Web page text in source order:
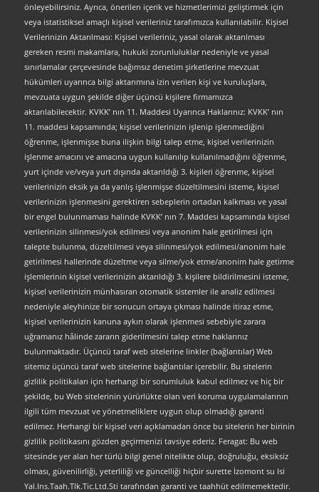
önleyebilirsiniz. Ayrıca, önerilen içerik ve hizmetlerimizi geliştirmek için
veya istatistiksel amaçlı kişisel verileriniz tarafımızca kullanılabilir. Kişisel
Verilerinizin Aktarılması: Kişisel verileriniz, yasal olarak aktarılması
gereken resmi makamlara, hukuki zorunluluklar nedeniyle ve yasal
sınırlamalar çerçevesinde bağımsız denetim şirketlerine mevzuat
hükümleri uyarınca bilgi aktarımına izin verilen kişi ve kuruluşlara,
mevzuata uygun şekilde diğer üçüncü kişilere firmamızca
aktarılabilecektir. KVKK’ nın 11. Maddesi Uyarınca Haklarınız: KVKK’ nın
11. maddesi kapsamında; kişisel verilerinizin işlenip işlenmediğini
öğrenme, işlenmişse buna ilişkin bilgi talep etme, kişisel verilerinizin
işlenme amacını ve amacına uygun kullanılıp kullanılmadığını öğrenme,
yurt içinde ve/veya yurt dışında aktarıldığı 3. kişileri öğrenme, kişisel
verilerinizin eksik ya da yanlış işlenmişse düzeltilmesini isteme, kişisel
verilerinizin işlenmesini gerektiren sebeplerin ortadan kalkması ve yasal
bir engel bulunmaması halinde KVKK’ nın 7. Maddesi kapsamında kişisel
verilerinizin silinmesi/yok edilmesi veya anonim hale getirilmesi için
talepte bulunma, düzeltilmesi veya silinmesi/yok edilmesi/anonim hale
getirilmesi hallerinde düzeltme veya silme/yok etme/anonim hale getirme
işlemlerinin kişisel verilerinizin aktarıldığı 3. kişilere bildirilmesini isteme,
kişisel verilerinizin münhasıran otomatik sistemler ile analiz edilmesi
nedeniyle aleyhinize bir sonucun ortaya çıkması halinde itiraz etme,
kişisel verilerinizin kanuna aykırı olarak işlenmesi sebebiyle zarara
uğramanız hâlinde zararın giderilmesini talep etme haklarınız
bulunmaktadır. Üçüncü taraf web sitelerine linkler (bağlantılar) Web
sitemiz üçüncü taraf web sitelerine bağlantılar içerebilir. Bu sitelerin
gizlilik politikaları için herhangi bir sorumluluk kabul edilmez ve hiç bir
şekilde, bu Web sitelerinin yürürlükte olan veri koruma uygulamalarının
ilgili tüm mevzuat ve yönetmeliklere uygun olup olmadığı garanti
edilmez. Herhangi bir kişisel veri açıklamadan önce bu sitelerin her birinin
gizlilik politikasını gözden geçirmenizi tavsiye ederiz. Feragat: Bu web
sitesinde yer alan her türlü bilgi genel nitelikte olup, doğruluğu, eksiksiz
olması, güvenilirliği, yeterliliği ve güncelliği hiçbir surette İzomont su Isi
Yal.Ins.Taah.Tlk.Tic.Ltd.Sti tarafından garanti ve taahhüt edilmemektedir.